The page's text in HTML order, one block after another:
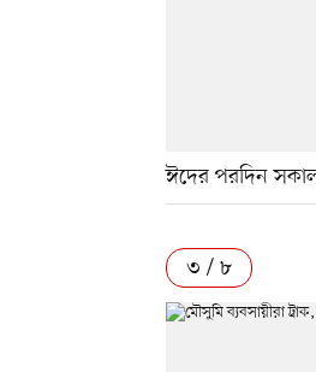
ঈদের পরদিন
৩ / ৮